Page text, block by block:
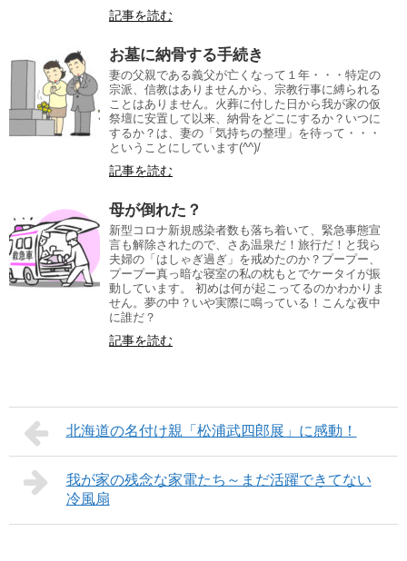
記事を読む
お墓に納骨する手続き
妻の父親である義父が亡くなって１年・・・特定の
宗派、信教はありませんから、宗教行事に縛られる
ことはありません。火葬に付した日から我が家の仮
祭壇に安置して以来、納骨をどこにするか？いつに
するか？は、妻の「気持ちの整理」を待って・・・
ということにしています(^^)/
記事を読む
母が倒れた？
新型コロナ新規感染者数も落ち着いて、緊急事態宣
言も解除されたので、さあ温泉だ！旅行だ！と我ら
夫婦の「はしゃぎ過ぎ」を戒めたのか？プープー、
プープー真っ暗な寝室の私の枕もとでケータイが振
動しています。 初めは何が起こってるのかわかりま
せん。夢の中？いや実際に鳴っている！こんな夜中
に誰だ？
記事を読む
北海道の名付け親「松浦武四郎展」に感動！
我が家の残念な家電たち～まだ活躍できてない
冷風扇